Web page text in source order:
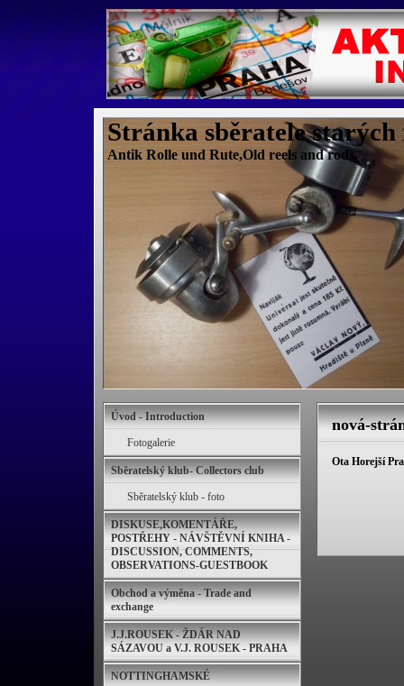
Stránka sběratele
Antik Rolle und Rute,Old reels and rods.
nová-
Ota Horejší
Úvod - Introduction
Fotogalerie
Sběratelský klub- Collectors club
Sběratelský klub - foto
DISKUSE,KOMENTÁŘE,
POSTŘEHY - NÁVŠTĚVNÍ KNIHA -
DISCUSSION, COMMENTS,
OBSERVATIONS-GUESTBOOK
Obchod a výměna - Trade and
exchange
J.J.ROUSEK - ŽDÁR NAD
SÁZAVOU a V.J. ROUSEK - PRAHA
NOTTINGHAMSKÉ